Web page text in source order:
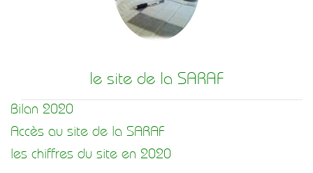
le site de la SARAF
Bilan 2020
Accès au site de la SARAF
les chiffres du site en 2020